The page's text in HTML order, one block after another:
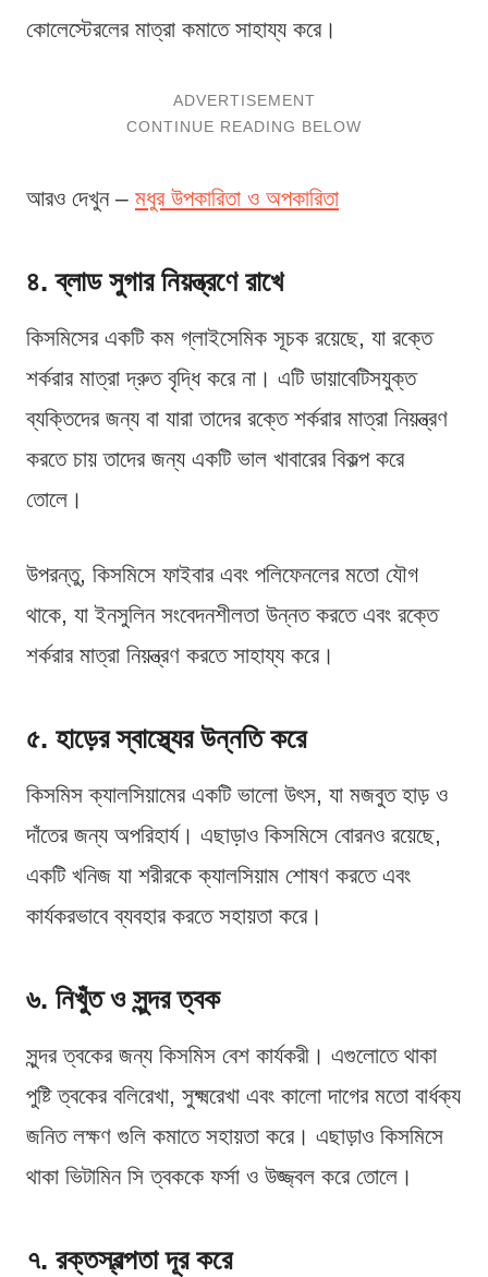
কোলেস্টেরলের মাত্রা কমাতে সাহায্য করে।
আরও দেখুন – মধুর উপকারিতা ও অপকারিতা
৪. ব্লাড সুগার নিয়ন্ত্রণে রাখে
কিসমিসের একটি কম গ্লাইসেমিক সূচক রয়েছে, যা রক্তে
শর্করার মাত্রা দ্রুত বৃদ্ধি করে না। এটি ডায়াবেটিসযুক্ত
ব্যক্তিদের জন্য বা যারা তাদের রক্তে শর্করার মাত্রা নিয়ন্ত্রণ
করতে চায় তাদের জন্য একটি ভাল খাবারের বিকল্প করে
তোলে।
উপরন্তু, কিসমিসে ফাইবার এবং পলিফেনলের মতো যৌগ
থাকে, যা ইনসুলিন সংবেদনশীলতা উন্নত করতে এবং রক্তে
শর্করার মাত্রা নিয়ন্ত্রণ করতে সাহায্য করে।
৫. হাড়ের স্বাস্থ্যের উন্নতি করে
কিসমিস ক্যালসিয়ামের একটি ভালো উৎস, যা মজবুত হাড় ও
দাঁতের জন্য অপরিহার্য। এছাড়াও কিসমিসে বোরনও রয়েছে,
একটি খনিজ যা শরীরকে ক্যালসিয়াম শোষণ করতে এবং
কার্যকরভাবে ব্যবহার করতে সহায়তা করে।
৬. নিখুঁত ও সুন্দর ত্বক
সুন্দর ত্বকের জন্য কিসমিস বেশ কার্যকরী। এগুলোতে থাকা
পুষ্টি ত্বকের বলিরেখা, সুক্ষ্মরেখা এবং কালো দাগের মতো বার্ধক্য
জনিত লক্ষণ গুলি কমাতে সহায়তা করে। এছাড়াও কিসমিসে
থাকা ভিটামিন সি ত্বককে ফর্সা ও উজ্জ্বল করে তোলে।
৭. রক্তস্বল্পতা দূর করে